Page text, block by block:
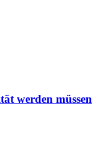
werden müssen